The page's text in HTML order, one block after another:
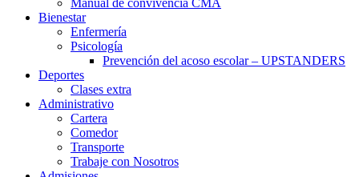
Manual de convivencia CMA
Bienestar
Enfermería
Psicología
Prevención del acoso escolar – UPSTANDERS
Deportes
Clases extra
Administrativo
Cartera
Comedor
Transporte
Trabaje con Nosotros